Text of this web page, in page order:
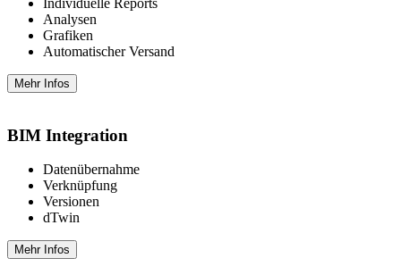
Individuelle Reports
Analysen
Grafiken
Automatischer Versand
Mehr Infos
BIM Integration
Datenübernahme
Verknüpfung
Versionen
dTwin
Mehr Infos